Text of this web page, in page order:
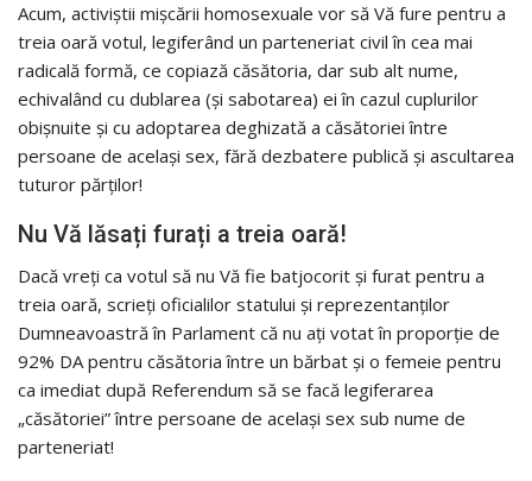
Acum, activiștii mișcării homosexuale vor să Vă fure pentru a
treia oară votul, legiferând un parteneriat civil în cea mai
radicală formă, ce copiază căsătoria, dar sub alt nume,
echivalând cu dublarea (și sabotarea) ei în cazul cuplurilor
obișnuite și cu adoptarea deghizată a căsătoriei între
persoane de același sex, fără dezbatere publică și ascultarea
tuturor părților!
Nu Vă lăsați furați a treia oară!
Dacă vreți ca votul să nu Vă fie batjocorit și furat pentru a
treia oară, scrieți oficialilor statului și reprezentanților
Dumneavoastră în Parlament că nu ați votat în proporție de
92% DA pentru căsătoria între un bărbat și o femeie pentru
ca imediat după Referendum să se facă legiferarea
„căsătoriei” între persoane de același sex sub nume de
parteneriat!